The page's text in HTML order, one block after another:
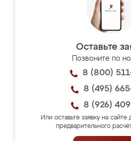
Оставьте
Позвоните по
8 (800)
8 (495)
8 (926)
Или оставьте заявку на сайте
предварительного